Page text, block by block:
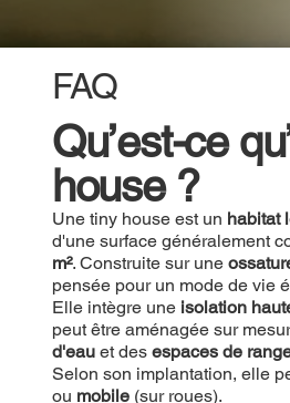
FAQ
Qu’est-ce
house ?
Une tiny house est un habitat
d'une surface généralement
m². Construite sur une
pensée pour un mode de vie
Elle intègre une isolation
peut être aménagée sur
d'eauet des espaces de
Selon son implantation, elle
ou mobile(sur roues).